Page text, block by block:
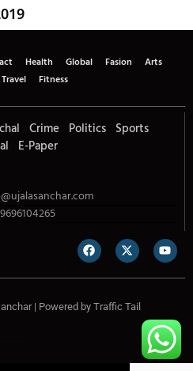
Health Global Fasion
Arts
Travel Fitness
Crime Politics Sports
E-Paper
| Powered by Traffic Tail